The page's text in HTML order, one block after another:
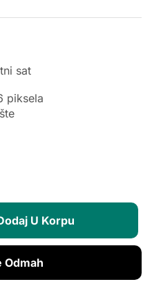
sat
piksela
U Korpu
Odmah